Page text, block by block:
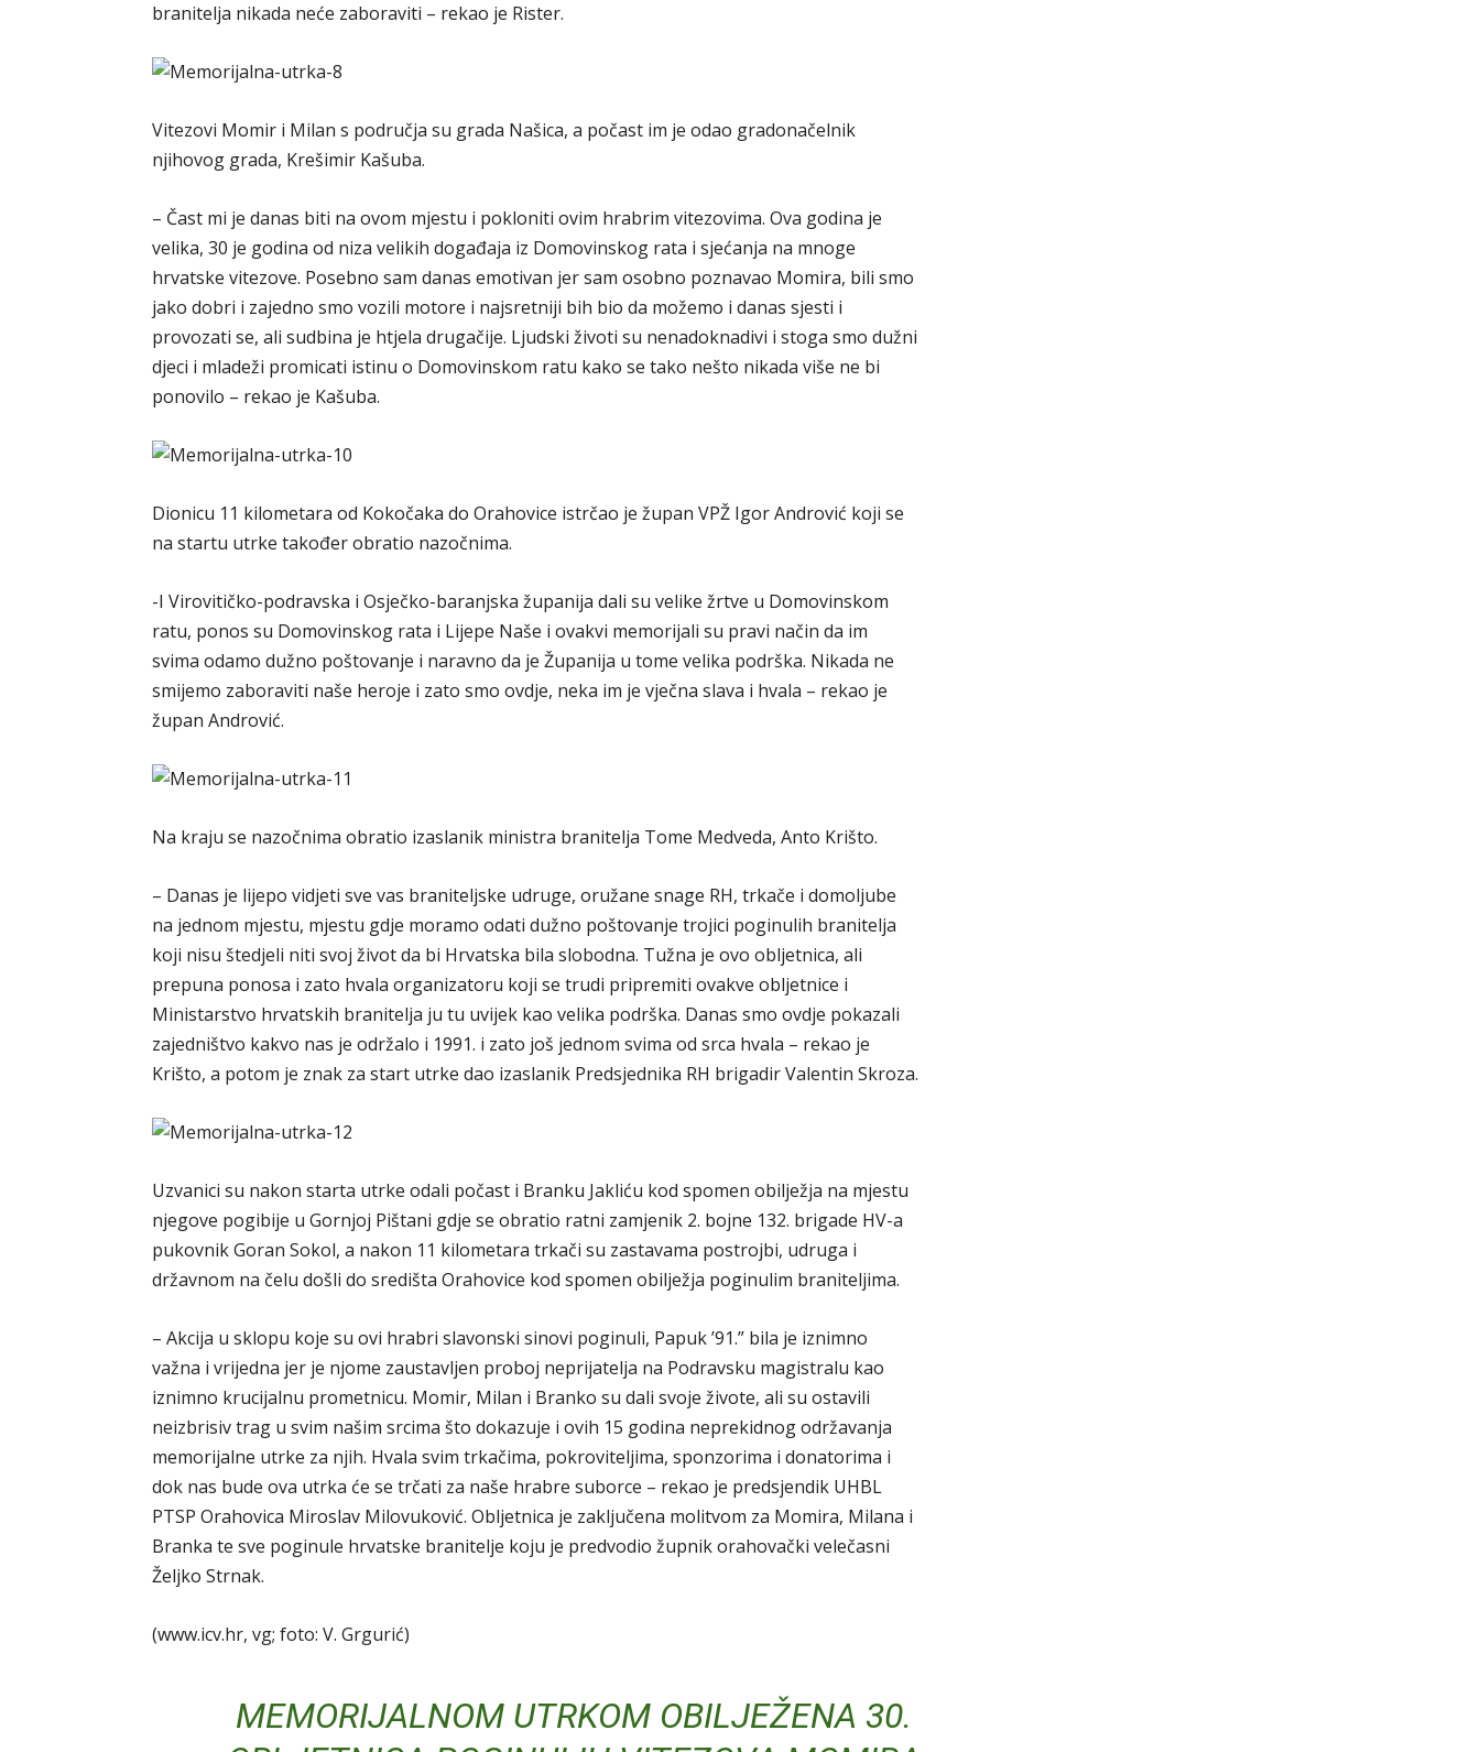
branitelja nikada neće zaboraviti – rekao je Rister.
Vitezovi Momir i Milan s područja su grada Našica, a počast im je odao gradonačelnik
njihovog grada, Krešimir Kašuba.
– Čast mi je danas biti na ovom mjestu i pokloniti ovim hrabrim vitezovima. Ova godina je
velika, 30 je godina od niza velikih događaja iz Domovinskog rata i sjećanja na mnoge
hrvatske vitezove. Posebno sam danas emotivan jer sam osobno poznavao Momira, bili smo
jako dobri i zajedno smo vozili motore i najsretniji bih bio da možemo i danas sjesti i
provozati se, ali sudbina je htjela drugačije. Ljudski životi su nenadoknadivi i stoga smo dužni
djeci i mladeži promicati istinu o Domovinskom ratu kako se tako nešto nikada više ne bi
ponovilo – rekao je Kašuba.
Dionicu 11 kilometara od Kokočaka do Orahovice istrčao je župan VPŽ Igor Andrović koji se
na startu utrke također obratio nazočnima.
-I Virovitičko-podravska i Osječko-baranjska županija dali su velike žrtve u Domovinskom
ratu, ponos su Domovinskog rata i Lijepe Naše i ovakvi memorijali su pravi način da im
svima odamo dužno poštovanje i naravno da je Županija u tome velika podrška. Nikada ne
smijemo zaboraviti naše heroje i zato smo ovdje, neka im je vječna slava i hvala – rekao je
župan Andrović.
Na kraju se nazočnima obratio izaslanik ministra branitelja Tome Medveda, Anto Krišto.
– Danas je lijepo vidjeti sve vas braniteljske udruge, oružane snage RH, trkače i domoljube
na jednom mjestu, mjestu gdje moramo odati dužno poštovanje trojici poginulih branitelja
koji nisu štedjeli niti svoj život da bi Hrvatska bila slobodna. Tužna je ovo obljetnica, ali
prepuna ponosa i zato hvala organizatoru koji se trudi pripremiti ovakve obljetnice i
Ministarstvo hrvatskih branitelja ju tu uvijek kao velika podrška. Danas smo ovdje pokazali
zajedništvo kakvo nas je održalo i 1991. i zato još jednom svima od srca hvala – rekao je
Krišto, a potom je znak za start utrke dao izaslanik Predsjednika RH brigadir Valentin Skroza.
Uzvanici su nakon starta utrke odali počast i Branku Jakliću kod spomen obilježja na mjestu
njegove pogibije u Gornjoj Pištani gdje se obratio ratni zamjenik 2. bojne 132. brigade HV-a
pukovnik Goran Sokol, a nakon 11 kilometara trkači su zastavama postrojbi, udruga i
državnom na čelu došli do središta Orahovice kod spomen obilježja poginulim braniteljima.
– Akcija u sklopu koje su ovi hrabri slavonski sinovi poginuli, Papuk ’91.” bila je iznimno
važna i vrijedna jer je njome zaustavljen proboj neprijatelja na Podravsku magistralu kao
iznimno krucijalnu prometnicu. Momir, Milan i Branko su dali svoje živote, ali su ostavili
neizbrisiv trag u svim našim srcima što dokazuje i ovih 15 godina neprekidnog održavanja
memorijalne utrke za njih. Hvala svim trkačima, pokroviteljima, sponzorima i donatorima i
dok nas bude ova utrka će se trčati za naše hrabre suborce – rekao je predsjendik UHBL
PTSP Orahovica Miroslav Milovuković. Obljetnica je zaključena molitvom za Momira, Milana i
Branka te sve poginule hrvatske branitelje koju je predvodio župnik orahovački velečasni
Željko Strnak.
(www.icv.hr, vg; foto: V. Grgurić)
MEMORIJALNOM UTRKOM OBILJEŽENA 30.